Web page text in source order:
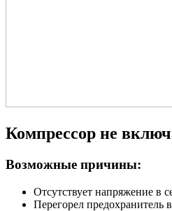
Компрессор не
Возможные причины:
Отсутствует напряжение в
Перегорел предохранитель